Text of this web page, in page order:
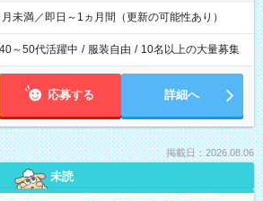
未満／即日～1ヵ月間（更新の可能性あり）
40～50代活躍中 / 服装自由 / 10名以上の大量募集
応募する 詳細へ
掲載日：2026.08.06
未読